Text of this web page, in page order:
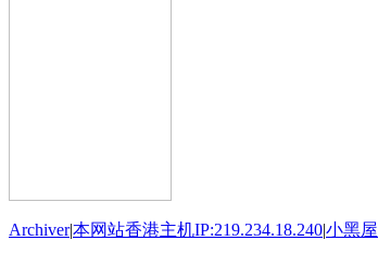
Archiver|本网站香港主机IP:219.234.18.240|小黑屋